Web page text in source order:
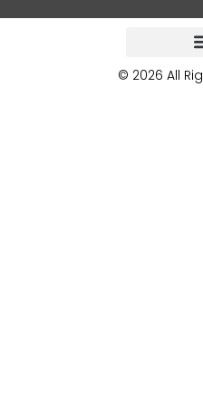
© 2026 All